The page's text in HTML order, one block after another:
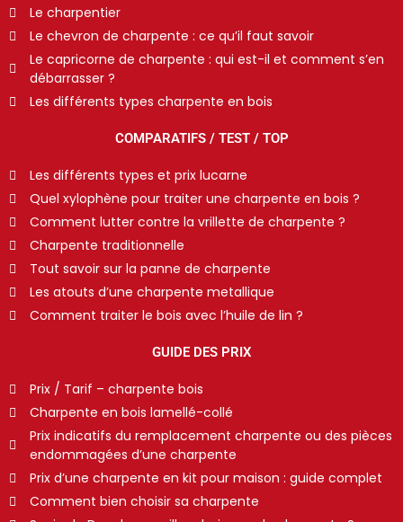
Le charpentier
Le chevron de charpente : ce qu’il faut savoir
Le capricorne de charpente : qui est-il et comment s’en
débarrasser ?
Les différents types charpente en bois
COMPARATIFS / TEST / TOP
Les différents types et prix lucarne
Quel xylophène pour traiter une charpente en bois ?
Comment lutter contre la vrillette de charpente ?
Charpente traditionnelle
Tout savoir sur la panne de charpente
Les atouts d’une charpente metallique
Comment traiter le bois avec l’huile de lin ?
GUIDE DES PRIX
Prix / Tarif – charpente bois
Charpente en bois lamellé-collé
Prix indicatifs du remplacement charpente ou des pièces
endommagées d’une charpente
Prix d’une charpente en kit pour maison : guide complet
Comment bien choisir sa charpente